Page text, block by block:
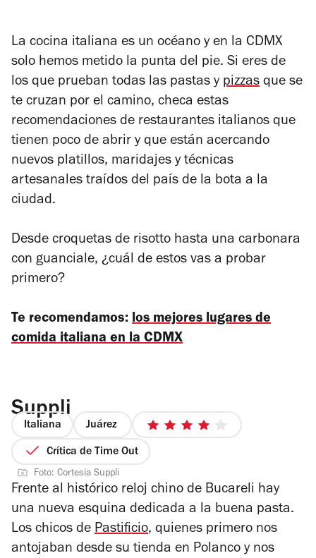
La cocina italiana es un océano y en la CDMX
solo hemos metido la punta del pie. Si eres de
los que prueban todas las pastas y pizzas que se
te cruzan por el camino, checa estas
recomendaciones de restaurantes italianos que
tienen poco de abrir y que están acercando
nuevos platillos, maridajes y técnicas
artesanales traídos del país de la bota a la
ciudad.
Desde croquetas de risotto hasta una carbonara
con guanciale, ¿cuál de estos vas a probar
primero?
Te recomendamos: los mejores lugares de
comida italiana en la CDMX
Suppli
Italiana Juárez
4
estrellas
Crítica de Time Out
Foto: Cortesía Suppli
Frente al histórico reloj chino de Bucareli hay
una nueva esquina dedicada a la buena pasta.
Los chicos de Pastificio, quienes primero nos
antojaban desde su tienda en Polanco y nos